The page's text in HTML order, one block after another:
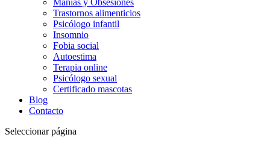
Manías y Obsesiones
Trastornos alimenticios
Psicólogo infantil
Insomnio
Fobia social
Autoestima
Terapia online
Psicólogo sexual
Certificado mascotas
Blog
Contacto
Seleccionar página